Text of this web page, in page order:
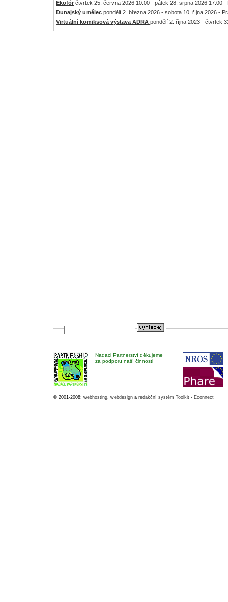
Ekofór čtvrtek 25. června 2026 10:00 - pátek 28. srpna 2026 17:00 -
Dunajský umělec pondělí 2. března 2026 - sobota 10. října 2026 -
Virtuální komiksová výstava ADRA pondělí 2. října 2023 - čtvrtek
Nadaci Partnerství děkujeme
za podporu naší činnosti
© 2001-2008; webhosting, webdesign a redakční systém Toolkit - Econnect